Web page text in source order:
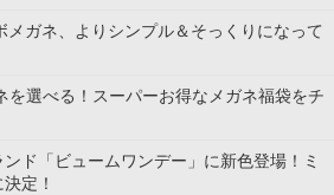
メガネ、よりシンプル＆そっくりになって
を選べる！スーパーお得なメガネ福袋をチ
ド「ビュームワンデー」に新色登場！ミ
定！